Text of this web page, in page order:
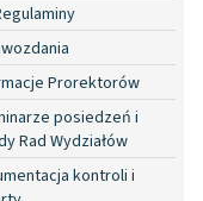
Prorektorów
posiedzeń i
Rad Wydziałów
kontroli i